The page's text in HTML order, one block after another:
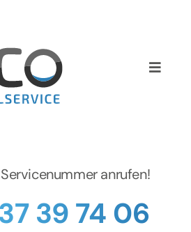
Toggle
Home
anrufen!
39 74 06